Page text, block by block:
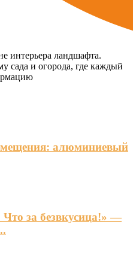
интерьера ландшафта.
сада и огорода, где каждый
алюминиевый
Что за безвкусица!» —